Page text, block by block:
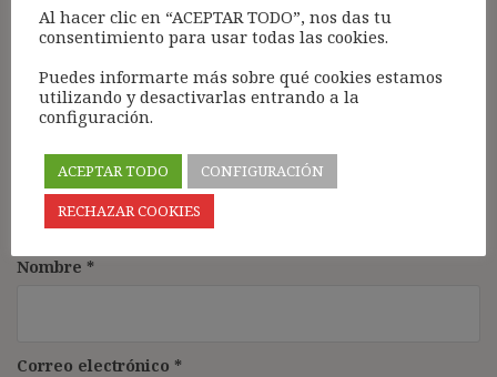
Comentario*
Nombre *
Correo electrónico *
Al hacer clic en “ACEPTAR TODO”, nos das tu
consentimiento para usar todas las cookies.
Puedes informarte más sobre qué cookies estamos
utilizando y desactivarlas entrando a la
configuración.
ACEPTAR TODO
CONFIGURACIÓN
RECHAZAR COOKIES